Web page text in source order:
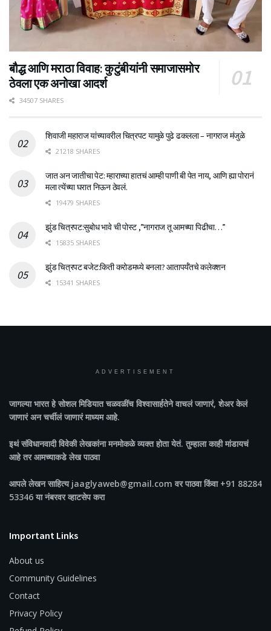
बौद्ध आणि मराठा विवाह: कुटुंबीयांनी समाजासमोर
ठेवला एक अनोखा आदर्श
34507 SHARES
शिवाजी महाराज यांच्यावरील चित्रपट यामुळे पुढे ढकलला – नागराज मंजुळे
21218 SHARES
जात अन जातीचा पेट: म्हाराच्या हातचं आम्ही पाणी बी पेत नाय, आणि ह्या पोरानं
मला त्येंच्या घरात निऊन ठेवलं.
19479 SHARES
झुंड चित्रपट:सुबोध भावे ची पोस्ट ,”नागराज तू आमच्या पिढीचा…”
15835 SHARES
झुंड चित्रपट बजेट:किती करोडमध्ये बनला? आतापर्यँतचे कलेक्शन
15341 SHARES
ADVERTISEMENT
जागल्या भारतहे सोशल मिडियात चळवळींच विश्वासार्हतेने वाचलं जाणारं, शेअर केलं
जाणारं अन चर्चीलं जाणारं माध्यम आहे.
इथं संविधानवादी विवेकी लेखकांना मनमोकळे व्यक्त होता येतं. तुम्हाला काही मांडायचं
आहे तर आमच्याकडे लेख पाठवा
आपले लेखन साहित्य jaaglyaweb@gmail.com वर पाठवा किंवा +91 88284
53346 या नंबरवर व्हाटसेप करा
Important Links
About us
Community Guidelines
Contact
Privacy Policy